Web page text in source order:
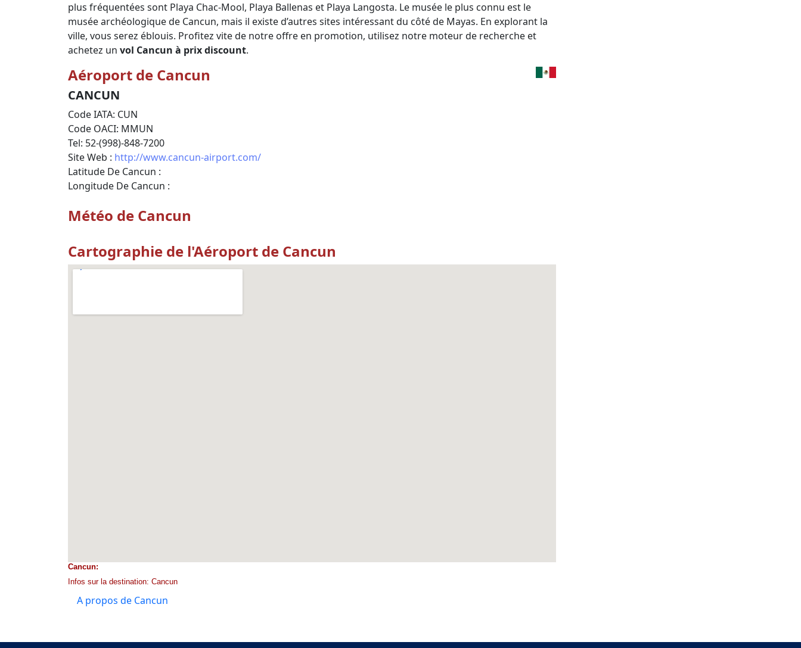
plus fréquentées sont Playa Chac-Mool, Playa Ballenas et Playa Langosta. Le musée le plus connu est le
musée archéologique de Cancun, mais il existe d’autres sites intéressant du côté de Mayas. En explorant la
ville, vous serez éblouis. Profitez vite de notre offre en promotion, utilisez notre moteur de recherche et
achetez un vol Cancun à prix discount.
Aéroport de Cancun
CANCUN
Code IATA: CUN
Code OACI: MMUN
Tel: 52-(998)-848-7200
Site Web : http://www.cancun-airport.com/
Latitude De Cancun :
Longitude De Cancun :
Météo de Cancun
Cartographie de l'Aéroport de Cancun
Cancun:
Infos sur la destination: Cancun
A propos de Cancun